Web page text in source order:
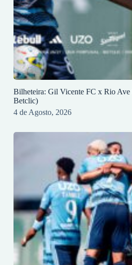
Bilheteira: Gil Vicente FC x Rio Ave
Betclic)
4 de Agosto, 2026